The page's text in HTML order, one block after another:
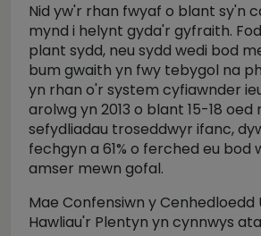
Nid yw'r rhan fwyaf o blant sy'n
mynd i helynt gyda'r gyfraith.
plant sydd, neu sydd wedi bod
bum gwaith yn fwy tebygol na
yn rhan o'r system cyfiawnder
arolwg yn 2013 o blant 15-18 oed
sefydliadau troseddwyr ifanc,
fechgyn a 61% o ferched eu bod
amser mewn gofal.
Mae Confensiwn y Cenhedloedd
Hawliau'r Plentyn yn cynnwys